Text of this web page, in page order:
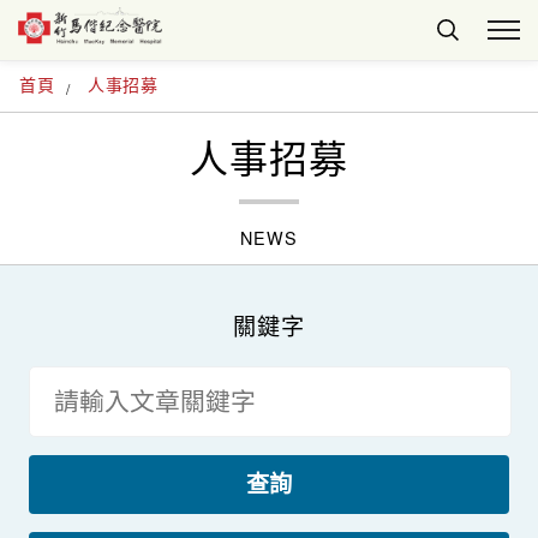
首頁 人事招募
人事招募
NEWS
關鍵字
查詢